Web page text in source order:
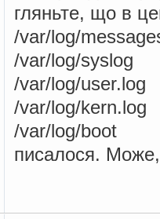
гляньте, що в
/var/log/
/var/log/syslog
/var/log/user.log
/var/log/kern.log
/var/log/boot
писалося. Може,